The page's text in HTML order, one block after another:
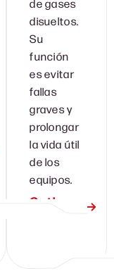
de gases
disueltos.
Su
función
es evitar
fallas
graves y
prolongar
la vida útil
de los
equipos.
Cotizar